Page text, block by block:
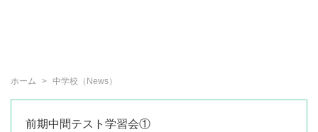
ホーム 中学校（News）
前期中間テスト学習会①